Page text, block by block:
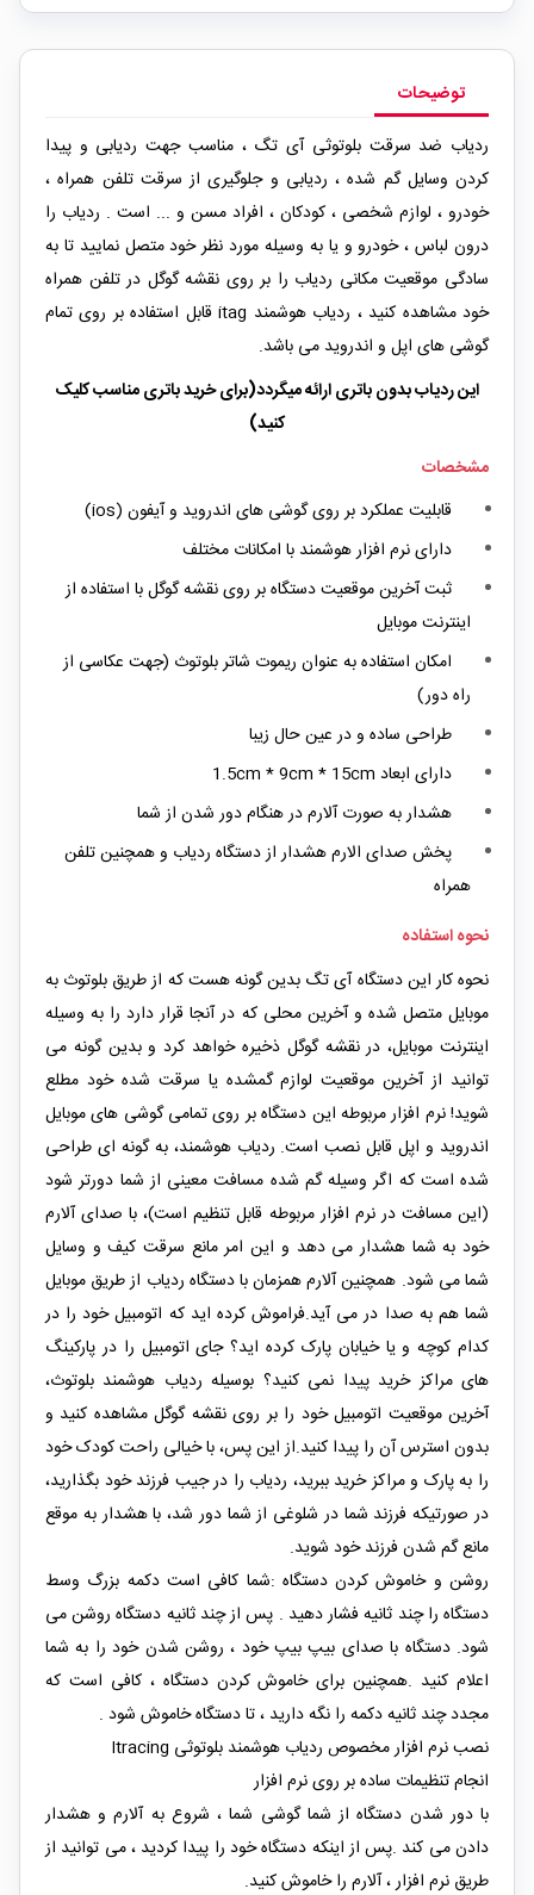
توضیحات
ردیاب ضد سرقت بلوتوثی آی تگ ، مناسب جهت ردیابی و پیدا
کردن وسایل گم شده ، ردیابی و جلوگیری از سرقت تلفن همراه ،
خودرو ، لوازم شخصی ، کودکان ، افراد مسن و ... است . ردیاب را
درون لباس ، خودرو و یا به وسیله مورد نظر خود متصل نمایید تا به
سادگی موقعیت مکانی ردیاب را بر روی نقشه گوگل در تلفن همراه
خود مشاهده کنید ، ردیاب هوشمند itag قابل استفاده بر روی تمام
گوشی های اپل و اندروید می باشد.
این ردیاب بدون باتری ارائه میگردد(برای خرید باتری مناسب کلیک
کنید)
مشخصات
قابلیت عملکرد بر روی گوشی های اندروید و آیفون (ios)
دارای نرم افزار هوشمند با امکانات مختلف
ثبت آخرین موقعیت دستگاه بر روی نقشه گوگل با استفاده از
اینترنت موبایل
امکان استفاده به عنوان ریموت شاتر بلوتوث (جهت عکاسی از
راه دور)
طراحی ساده و در عین حال زیبا
دارای ابعاد 1.5cm * 9cm * 15cm
هشدار به صورت آلارم در هنگام دور شدن از شما
پخش صدای الارم هشدار از دستگاه ردیاب و همچنین تلفن
همراه
نحوه استفاده
نحوه کار این دستگاه آی تگ بدین گونه هست که از طریق بلوتوث به
موبایل متصل شده و آخرین محلی که در آنجا قرار دارد را به وسیله
اینترنت موبایل، در نقشه گوگل ذخیره خواهد کرد و بدین گونه می
توانید از آخرین موقعیت لوازم گمشده یا سرقت شده خود مطلع
شوید! نرم افزار مربوطه این دستگاه بر روی تمامی گوشی های موبایل
اندروید و اپل قابل نصب است. ردیاب هوشمند، به گونه ای طراحی
شده است که اگر وسیله گم شده مسافت معینی از شما دورتر شود
(این مسافت در نرم افزار مربوطه قابل تنظیم است)، با صدای آلارم
خود به شما هشدار می دهد و این امر مانع سرقت کیف و وسایل
شما می شود. همچنین آلارم همزمان با دستگاه ردیاب از طریق موبایل
شما هم به صدا در می آید.فراموش کرده اید که اتومبیل خود را در
کدام کوچه و یا خیابان پارک کرده اید؟ جای اتومبیل را در پارکینگ
های مراکز خرید پیدا نمی کنید؟ بوسیله ردیاب هوشمند بلوتوث،
آخرین موقعیت اتومبیل خود را بر روی نقشه گوگل مشاهده کنید و
بدون استرس آن را پیدا کنید.از این پس، با خیالی راحت کودک خود
را به پارک و مراکز خرید ببرید، ردیاب را در جیب فرزند خود بگذارید،
در صورتیکه فرزند شما در شلوغی از شما دور شد، با هشدار به موقع
مانع گم شدن فرزند خود شوید.
روشن و خاموش کردن دستگاه :شما کافی است دکمه بزرگ وسط
دستگاه را چند ثانیه فشار دهید . پس از چند ثانیه دستگاه روشن می
شود. دستگاه با صدای بیپ بیپ خود ، روشن شدن خود را به شما
اعلام کنید .همچنین برای خاموش کردن دستگاه ، کافی است که
مجدد چند ثانیه دکمه را نگه دارید ، تا دستگاه خاموش شود .
نصب نرم افزار مخصوص ردیاب هوشمند بلوتوثی Itracing
انجام تنظیمات ساده بر روی نرم افزار
با دور شدن دستگاه از شما گوشی شما ، شروع به آلارم و هشدار
دادن می کند .پس از اینکه دستگاه خود را پیدا کردید ، می توانید از
طریق نرم افزار ، آلارم را خاموش کنید.